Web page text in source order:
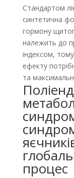
Стандартом
синтетична
гормону
належить до
індексом,
ефекту
та
процес